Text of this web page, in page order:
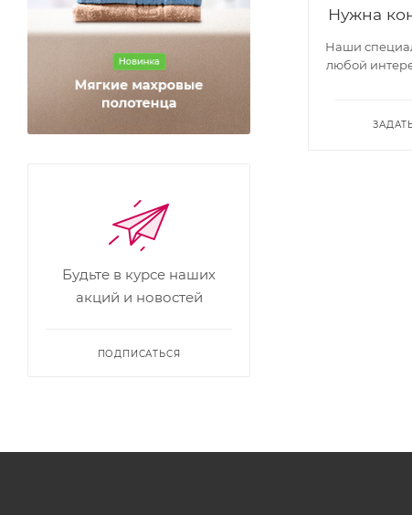
Нужна
Наши
любой
Будьте в курсе наших
акций и новостей
ПОДПИСАТЬСЯ